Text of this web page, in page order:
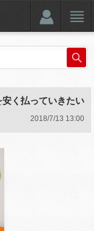
く払っていきたい
2018/7/13 13:00